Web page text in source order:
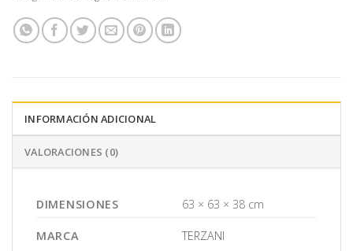
INFORMACIÓN ADICIONAL
VALORACIONES (0)
DIMENSIONES 63 × 63 × 38 cm
MARCA TERZANI